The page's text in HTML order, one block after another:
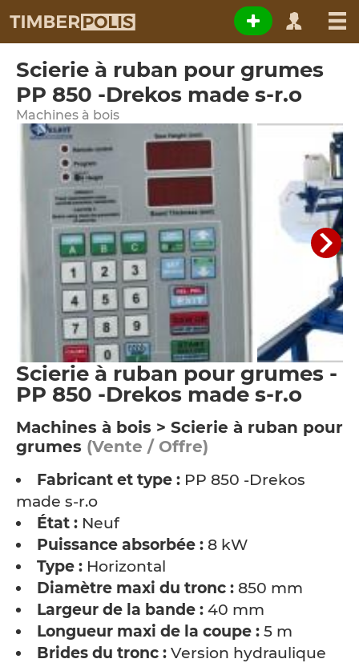
Scierie à ruban pour grumes
PP 850 -Drekos made s-r.o
Machines à bois
Scierie à ruban pour grumes -
PP 850 -Drekos made s-r.o
Machines à bois > Scierie à ruban pour
grumes (Vente / Offre)
Fabricant et type : PP 850 -Drekos
made s-r.o
État : Neuf
Puissance absorbée : 8 kW
Type : Horizontal
Diamètre maxi du tronc : 850 mm
Largeur de la bande : 40 mm
Longueur maxi de la coupe : 5 m
Brides du tronc : Version hydraulique